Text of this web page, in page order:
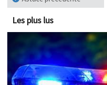
Les plus lus